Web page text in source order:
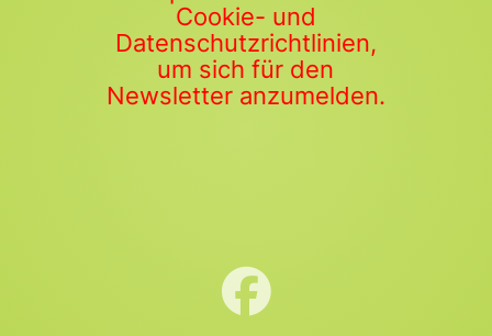
Cookie- und
Datenschutzrichtlinien,
um sich für den
Newsletter anzumelden.